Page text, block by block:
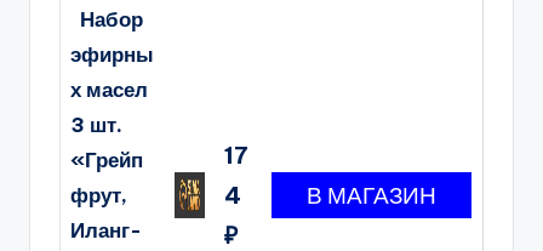
Набор
эфирны
х масел
3 шт.
«Грейп
фрут,
Иланг-
17
4
₽